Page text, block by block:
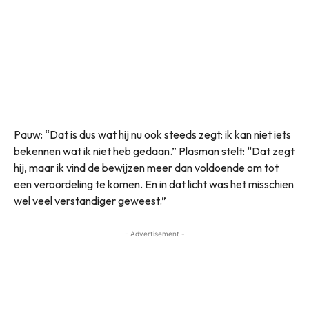
Pauw: “Dat is dus wat hij nu ook steeds zegt: ik kan niet iets
bekennen wat ik niet heb gedaan.” Plasman stelt: “Dat zegt
hij, maar ik vind de bewijzen meer dan voldoende om tot
een veroordeling te komen. En in dat licht was het misschien
wel veel verstandiger geweest.”
- Advertisement -